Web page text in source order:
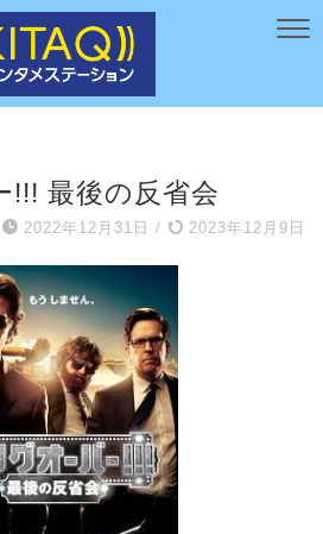
!!! 最後の反省会
2022年12月31日 / 2023年12月9日